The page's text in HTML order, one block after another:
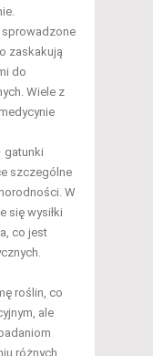
sprowadzone
zaskakują
do
Wiele z
gatunki
szczególne
W
się wysiłki
co jest
roślin, co
ale
różnych